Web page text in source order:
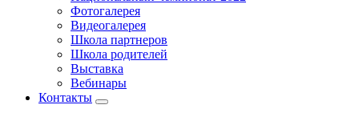
Фотогалерея
Видеогалерея
Школа партнеров
Школа родителей
Выставка
Вебинары
Контакты